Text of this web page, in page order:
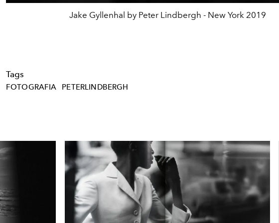
Jake Gyllenhal by Peter Lindbergh - New York 2019
Tags
FOTOGRAFIA PETERLINDBERGH